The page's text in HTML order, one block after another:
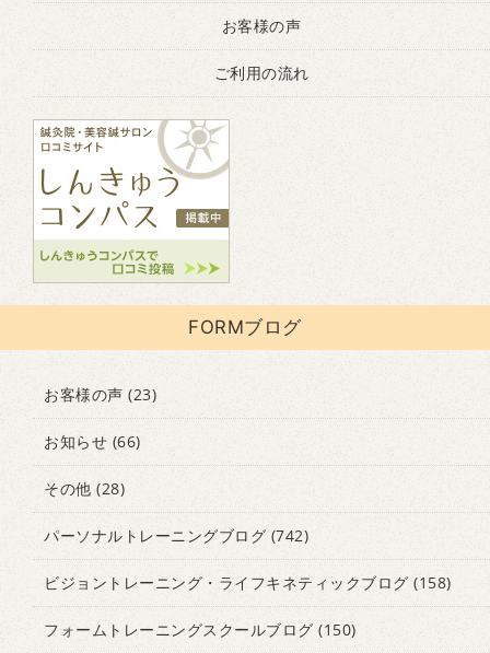
お客様の声
ご利用の流れ
FORMブログ
お客様の声 (23)
お知らせ (66)
その他 (28)
パーソナルトレーニングブログ (742)
ビジョントレーニング・ライフキネティックブログ (158)
フォームトレーニングスクールブログ (150)